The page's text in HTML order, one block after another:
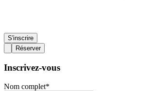
S'inscrire
Réserver
Inscrivez-vous
Nom complet*